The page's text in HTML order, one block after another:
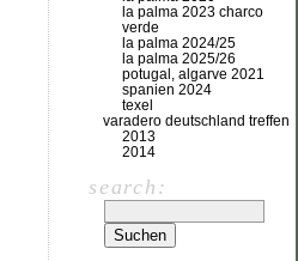
la palma 2023 charco
verde
la palma 2024/25
la palma 2025/26
potugal, algarve 2021
spanien 2024
texel
varadero deutschland treffen
2013
2014
search: